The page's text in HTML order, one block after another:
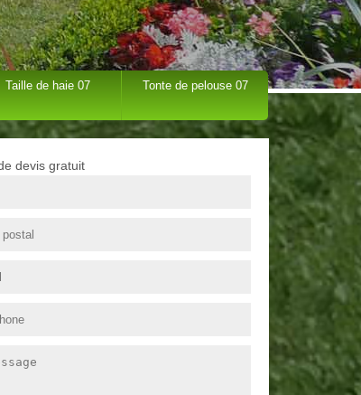
Taille de haie 07 Tonte de pelouse 07
devis gratuit